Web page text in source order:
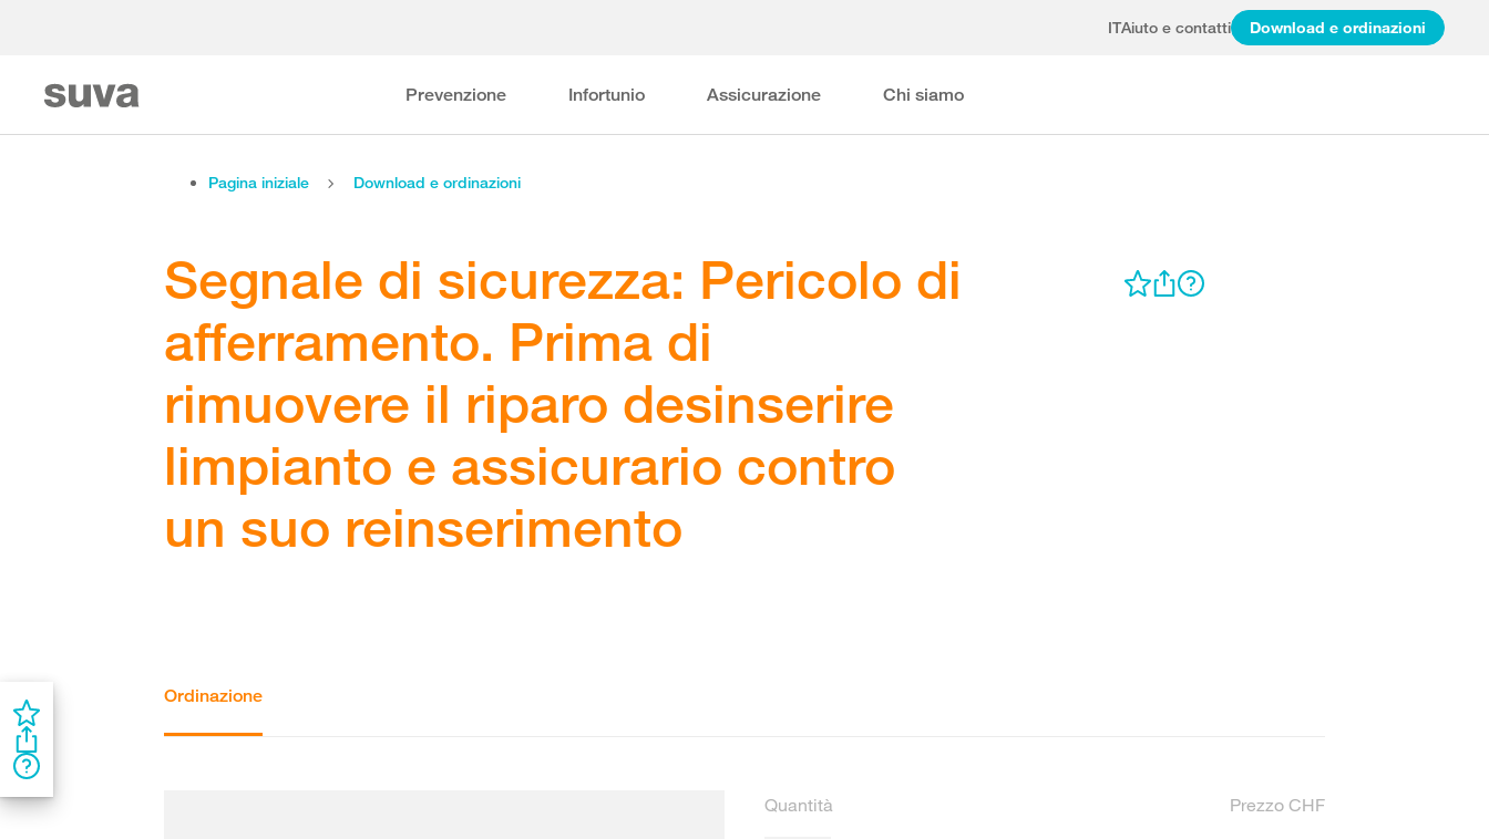
ITAiuto e contatti Download e ordinazioni
Prevenzione Infortunio Assicurazione Chi siamo
Pagina iniziale Download e ordinazioni
Segnale di sicurezza: Pericolo di
afferramento. Prima di
rimuovere il riparo desinserire
limpianto e assicurario contro
un suo reinserimento
Ordinazione
Quantità Prezzo CHF